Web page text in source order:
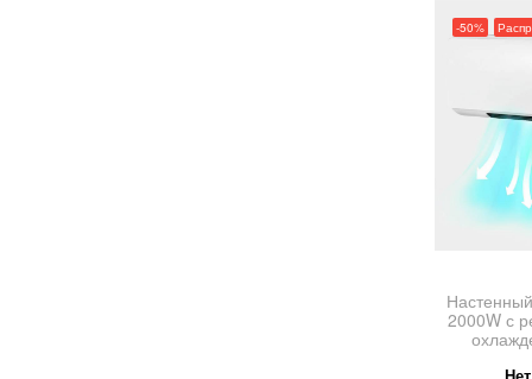
-50%
2000W с